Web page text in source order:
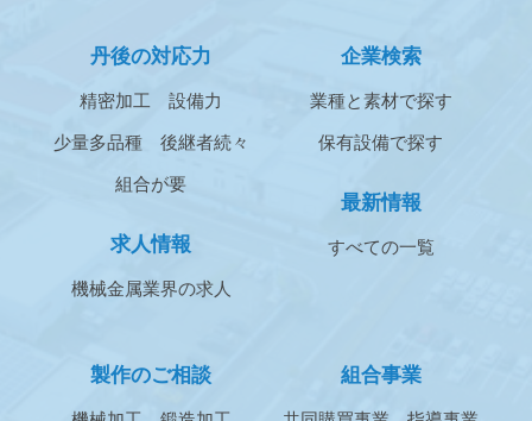
丹後の対応力
精密加工 設備力
少量多品種 後継者続々
組合が要
求人情報
機械金属業界の求人
企業検索
業種と素材で探す
保有設備で探す
最新情報
すべての一覧
製作のご相談 組合事業